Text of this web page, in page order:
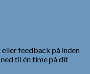
feedback på inden
til én time på dit